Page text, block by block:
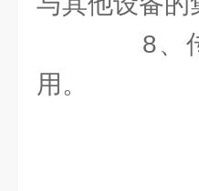
8、传
用。